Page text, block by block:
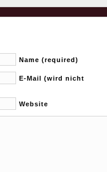
Name (required)
E-Mail (wird nicht
Website